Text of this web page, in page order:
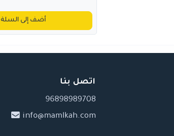
أضف إلى السلة
اتصل بنا
96898989708
info@mamlkah.com